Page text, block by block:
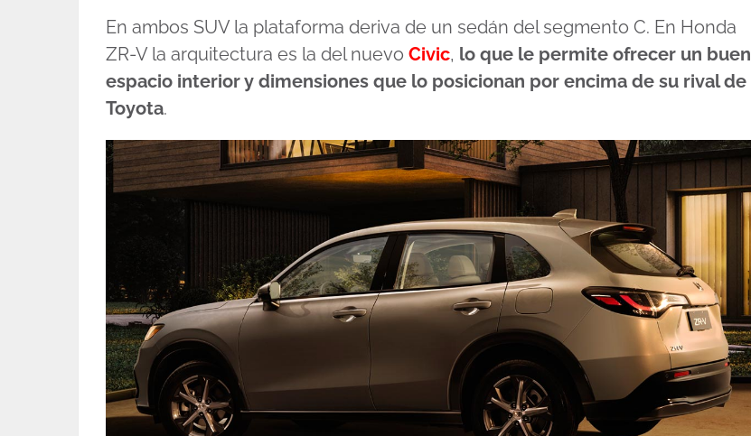
En ambos SUV la plataforma deriva de un sedán del segmento C. En Honda
ZR-V la arquitectura es la del nuevo Civic, lo que le permite ofrecer un buen
espacio interior y dimensiones que lo posicionan por encima de su rival de
Toyota.